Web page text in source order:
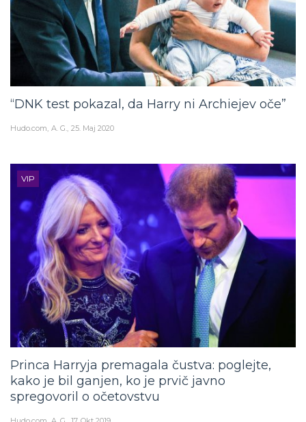
“DNK test pokazal, da Harry ni Archiejev oče”
Hudo.com A. G. 25. Maj 2020
VIP
Princa Harryja premagala čustva: poglejte,
kako je bil ganjen, ko je prvič javno
spregovoril o očetovstvu